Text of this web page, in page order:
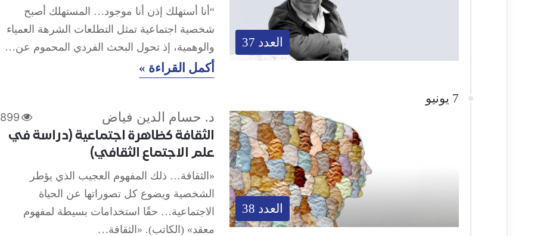
العدد 37
“أنا أستهلك إذن أنا موجود… المستهلك أصبح
شخصية اجتماعية تمثل التطلعات الشرهة العمياء
والوهمية، إذ تحول البحث الفردي المحموم عن…
أكمل القراءة »
7 يونيو
العدد 38
د. حسام الدين فياض 899
الثقافة كظاهرة اجتماعية (دراسة في
علم الاجتماع الثقافي)
«الثقافة… ذلك المفهوم العجيب الذي يؤطر
الشخصية ويضوع كل تصوراتها عن الحياة
الاجتماعية… حقًا استخدامات بسيطة لمفهوم
معقد» (الكاتب). «الثقافة…